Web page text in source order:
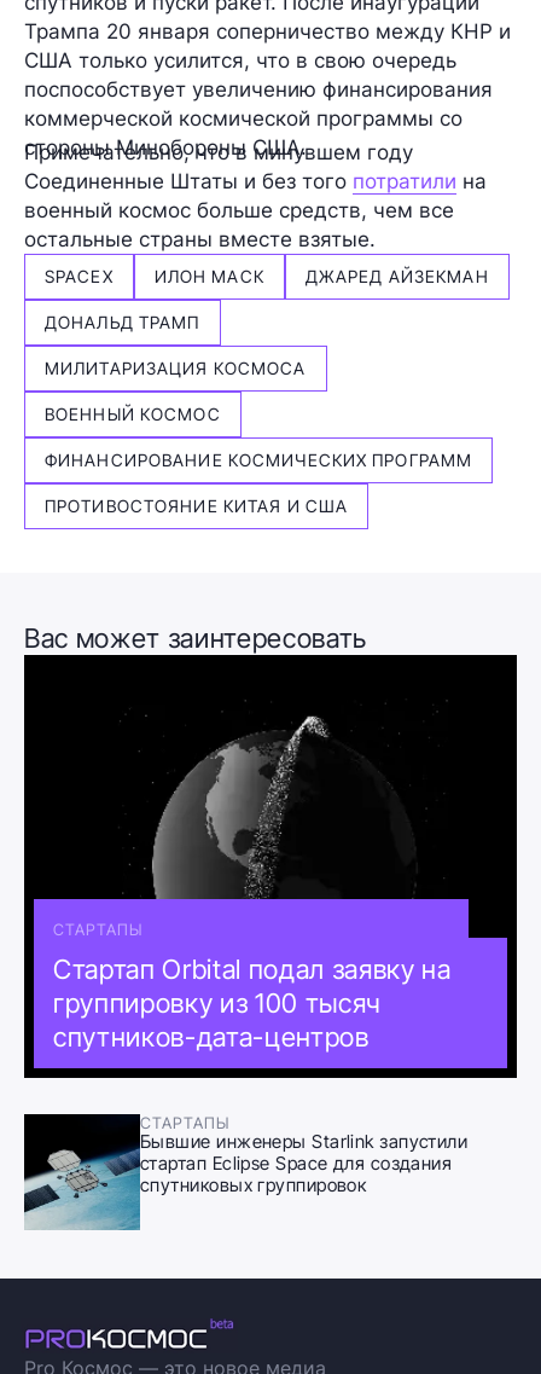
Трампа 20 января соперничество между КНР и
США только усилится, что в свою очередь
поспособствует увеличению финансирования
коммерческой космической программы со
стороны Минобороны США.
Примечательно, что в минувшем году
Соединенные Штаты и без того потратили на
военный космос больше средств, чем все
остальные страны вместе взятые.
SPACEX ИЛОН МАСК ДЖАРЕД АЙЗЕКМАН
ДОНАЛЬД ТРАМП
МИЛИТАРИЗАЦИЯ КОСМОСА
ВОЕННЫЙ КОСМОС
ФИНАНСИРОВАНИЕ КОСМИЧЕСКИХ ПРОГРАММ
ПРОТИВОСТОЯНИЕ КИТАЯ И США
Вас может заинтересовать
СТАРТАПЫ
Стартап Orbital подал заявку на
группировку из 100 тысяч
спутников-дата-центров
СТАРТАПЫ
Бывшие инженеры Starlink запустили
стартап Eclipse Space для создания
спутниковых группировок
Pro Космос — это новое медиа